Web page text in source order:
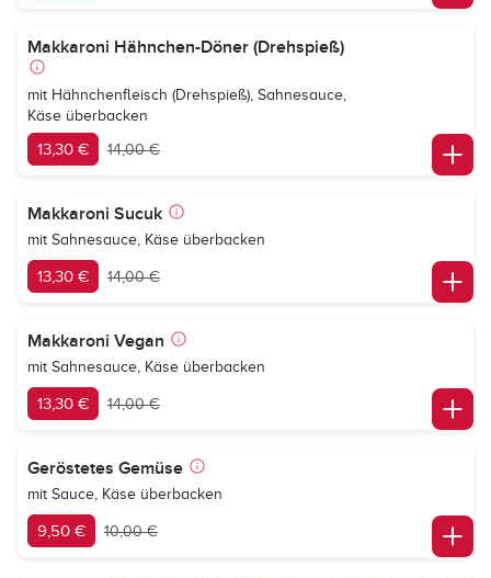
Makkaroni Hähnchen-Döner (Drehspieß)
mit Hähnchenfleisch (Drehspieß), Sahnesauce,
Käse überbacken
13,30 € 14,00 €
Makkaroni Sucuk
mit Sahnesauce, Käse überbacken
13,30 € 14,00 €
Makkaroni Vegan
mit Sahnesauce, Käse überbacken
13,30 € 14,00 €
Geröstetes Gemüse
mit Sauce, Käse überbacken
9,50 € 10,00 €